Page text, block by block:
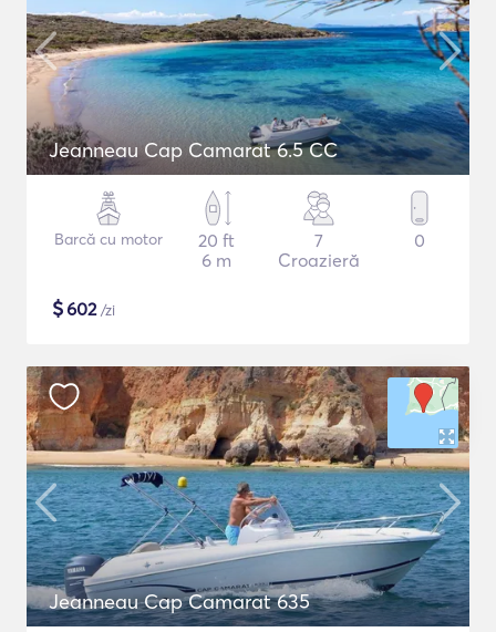
Jeanneau Cap Camarat 6.5 CC
Barcă cu motor
20 ft
6 m
7
Croazieră
0
$602/zi
Jeanneau Cap Camarat 635